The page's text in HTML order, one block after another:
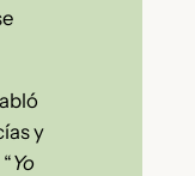
y
Yo